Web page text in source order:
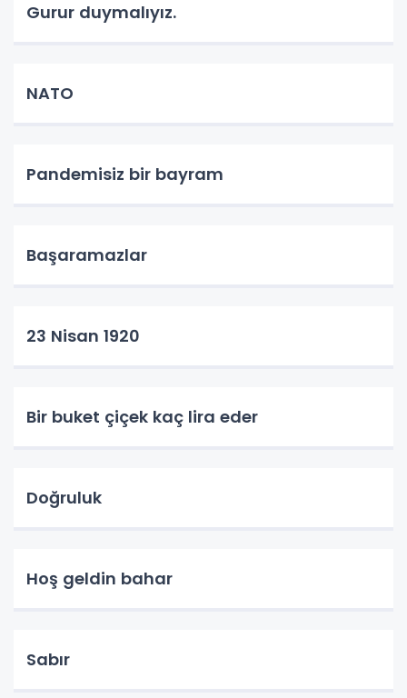
Gurur duymalıyız.
NATO
Pandemisiz bir bayram
Başaramazlar
23 Nisan 1920
Bir buket çiçek kaç lira eder
Doğruluk
Hoş geldin bahar
Sabır